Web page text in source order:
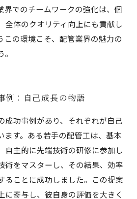
界でのチームワークの強化は、個
全体のクオリティ向上にも貢献し
この環境こそ、配管業界の魅力の
例：自己成長の物語
成功事例があり、それぞれが自己
ます。ある若手の配管工は、基本
自主的に先端技術の研修に参加し
術をマスターし、その結果、効率
ることに成功しました。この提案
に寄与し、彼自身の評価を大きく